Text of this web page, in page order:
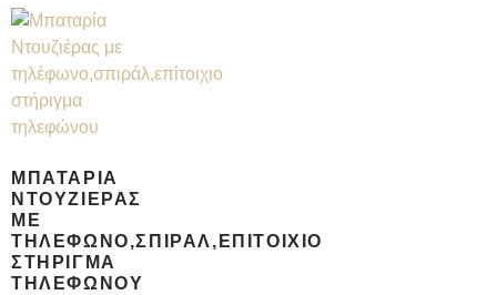
ΜΠΑΤΑΡΊΑ
ΝΤΟΥΖΙΈΡΑΣ
ΜΕ
ΤΗΛΈΦΩΝΟ,ΣΠΙΡΆΛ,ΕΠΊΤΟΙΧΙΟ
ΣΤΉΡΙΓΜΑ
ΤΗΛΕΦΏΝΟΥ